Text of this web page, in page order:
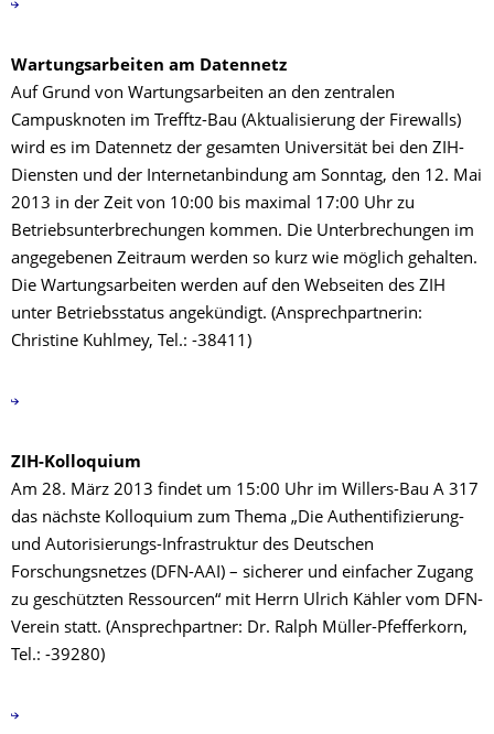
Wartungsarbeiten am Datennetz
Auf Grund von Wartungsarbeiten an den zentralen
Campusknoten im Trefftz-Bau (Aktualisierung der Firewalls)
wird es im Datennetz der gesamten Universität bei den ZIH-
Diensten und der Internetanbindung am Sonntag, den 12. Mai
2013 in der Zeit von 10:00 bis maximal 17:00 Uhr zu
Betriebsunterbrechungen kommen. Die Unterbrechungen im
angegebenen Zeitraum werden so kurz wie möglich gehalten.
Die Wartungsarbeiten werden auf den Webseiten des ZIH
unter Betriebsstatus angekündigt. (Ansprechpartnerin:
Christine Kuhlmey, Tel.: -38411)
ZIH-Kolloquium
Am 28. März 2013 findet um 15:00 Uhr im Willers-Bau A 317
das nächste Kolloquium zum Thema „Die Authentifizierung-
und Autorisierungs-Infrastruktur des Deutschen
Forschungsnetzes (DFN-AAI) – sicherer und einfacher Zugang
zu geschützten Ressourcen“ mit Herrn Ulrich Kähler vom DFN-
Verein statt. (Ansprechpartner: Dr. Ralph Müller-Pfefferkorn,
Tel.: -39280)